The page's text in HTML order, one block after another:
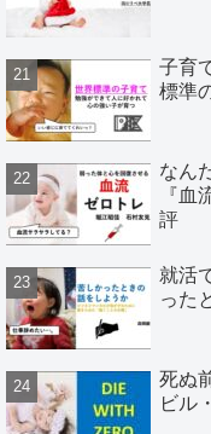
子育
標準
なん
『血
評
就活
った
死ぬ
ビル